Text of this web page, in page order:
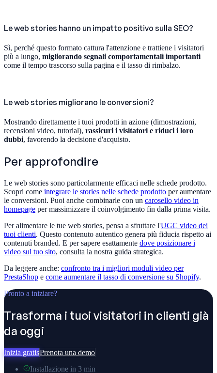
Le web stories hanno un impatto positivo sulla SEO?
Sì, perché questo formato cattura l'attenzione e trattiene i visitatori
più a lungo, migliorando segnali comportamentali importanti
come il tempo trascorso sulla pagina e il tasso di rimbalzo.
Le web stories migliorano le conversioni?
Mostrando direttamente i tuoi prodotti in azione (dimostrazioni,
recensioni video, tutorial), rassicuri i visitatori e riduci i loro
dubbi, favorendo la decisione d'acquisto.
Per approfondire
Le web stories sono particolarmente efficaci nelle schede prodotto.
Scopri come integrare le stories nelle schede prodotto per aumentare
le conversioni. Puoi anche combinarle con un carosello video in
homepage per massimizzare il coinvolgimento fin dalla prima visita.
Per alimentare le tue web stories, pensa a sfruttare l'UGC video dei
tuoi clienti. Questo contenuto autentico genera più fiducia rispetto ai
contenuti branded. E per sapere esattamente dove posizionare i
video sul tuo sito, consulta la nostra guida strategica.
Da leggere anche: confronto tra i migliori moduli video per
PrestaShop e come aumentare il tasso di conversione su Shopify.
Pronto a iniziare?
Trasforma i tuoi visitatori in clienti già
da oggi
Inizia gratisPrenota una demo
Installazione in 3 min